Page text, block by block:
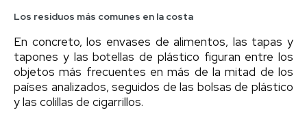
Los residuos más comunes en la costa
En concreto, los envases de alimentos, las tapas y
tapones y las botellas de plástico figuran entre los
objetos más frecuentes en más de la mitad de los
países analizados, seguidos de las bolsas de plástico
y las colillas de cigarrillos.